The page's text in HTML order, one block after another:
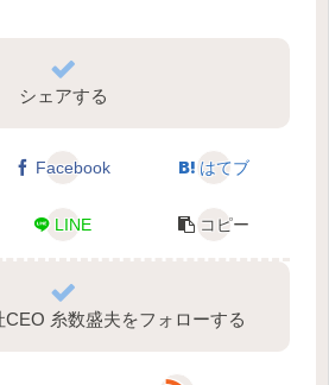
シェアする
Facebook はてブ
LINE コピー
糸数盛夫をフォローする